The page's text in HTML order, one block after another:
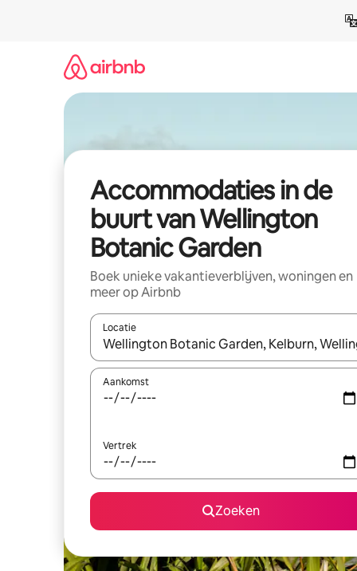
Accommodaties in de
buurt van Wellington
Botanic Garden
Boek unieke vakantieverblijven, woningen en
meer op Airbnb
Locatie
Wanneer er resultaten beschikbaar zijn, maak
Aankomst
Vertrek
Zoeken